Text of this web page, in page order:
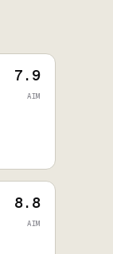
7.9
AIM
8.8
AIM